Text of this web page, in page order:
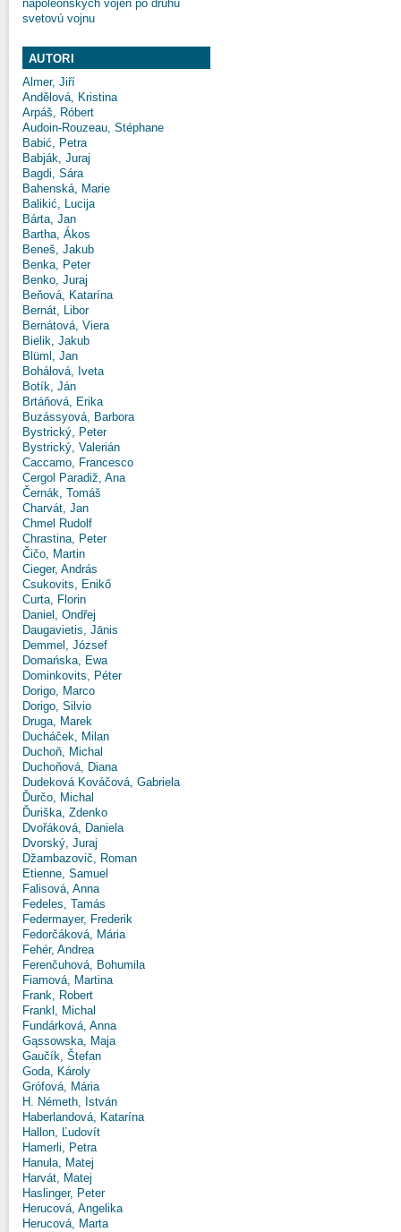
napoleonských vojen po druhú
svetovú vojnu
AUTORI
Almer, Jiří
Andělová, Kristina
Arpáš, Róbert
Audoin-Rouzeau, Stéphane
Babić, Petra
Babják, Juraj
Bagdi, Sára
Bahenská, Marie
Balikić, Lucija
Bárta, Jan
Bartha, Ákos
Beneš, Jakub
Benka, Peter
Benko, Juraj
Beňová, Katarína
Bernát, Libor
Bernátová, Viera
Bielik, Jakub
Blüml, Jan
Bohálová, Iveta
Botík, Ján
Brtáňová, Erika
Buzássyová, Barbora
Bystrický, Peter
Bystrický, Valerián
Caccamo, Francesco
Cergol Paradiž, Ana
Černák, Tomáš
Charvát, Jan
Chmel Rudolf
Chrastina, Peter
Čičo, Martin
Cieger, András
Csukovits, Enikő
Curta, Florin
Daniel, Ondřej
Daugavietis, Jānis
Demmel, József
Domańska, Ewa
Dominkovits, Péter
Dorigo, Marco
Dorigo, Silvio
Druga, Marek
Ducháček, Milan
Duchoň, Michal
Duchoňová, Diana
Dudeková Kováčová, Gabriela
Ďurčo, Michal
Ďuriška, Zdenko
Dvořáková, Daniela
Dvorský, Juraj
Džambazovič, Roman
Etienne, Samuel
Falisová, Anna
Fedeles, Tamás
Federmayer, Frederik
Fedorčáková, Mária
Fehér, Andrea
Ferenčuhová, Bohumila
Fiamová, Martina
Frank, Robert
Frankl, Michal
Fundárková, Anna
Gąssowska, Maja
Gaučík, Štefan
Goda, Károly
Grófová, Mária
H. Németh, István
Haberlandová, Katarína
Hallon, Ľudovít
Hamerli, Petra
Hanula, Matej
Harvát, Matej
Haslinger, Peter
Herucová, Angelika
Herucová, Marta